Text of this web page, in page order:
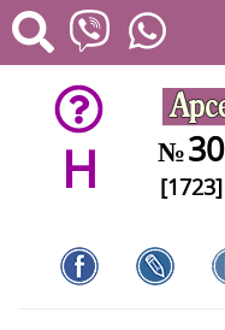
H №30
[1723]